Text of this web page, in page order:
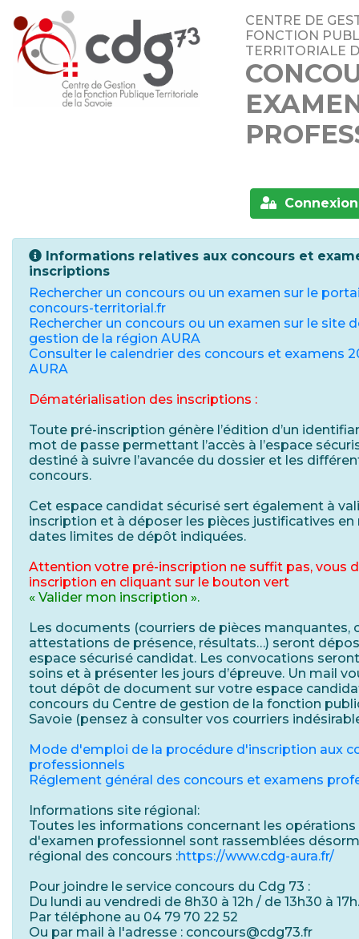
CENTRE DE
FONCTION
TERRITORIALE
Informations relatives aux concours et
inscriptions
Rechercher un concours ou un examen sur le
concours-territorial.fr
Rechercher un concours ou un examen sur le site
gestion de la région AURA
Consulter le calendrier des concours et examens
AURA
Dématérialisation des inscriptions :
Toute pré-inscription génère l’édition d’un
mot de passe permettant l’accès à l’espace
destiné à suivre l’avancée du dossier et les
concours.
Cet espace candidat sécurisé sert également à
inscription et à déposer les pièces justificatives
dates limites de dépôt indiquées.
Attention votre pré-inscription ne suffit pas, vous
inscription en cliquant sur le bouton vert
« Valider mon inscription ».
Les documents (courriers de pièces manquantes,
attestations de présence, résultats…) seront
espace sécurisé candidat. Les convocations
soins et à présenter les jours d’épreuve. Un mail
tout dépôt de document sur votre espace
concours du Centre de gestion de la fonction
Savoie (pensez à consulter vos courriers
Mode d'emploi de la procédure d'inscription aux
professionnels
Réglement général des concours et examens
Informations site régional:
Toutes les informations concernant les
d'examen professionnel sont rassemblées
régional des concours :https://www.cdg-aura.fr/
Pour joindre le service concours du Cdg 73 :
Du lundi au vendredi de 8h30 à 12h / de 13h30 à 17h.
Par téléphone au 04 79 70 22 52
Ou par mail à l'adresse : concours@cdg73.fr